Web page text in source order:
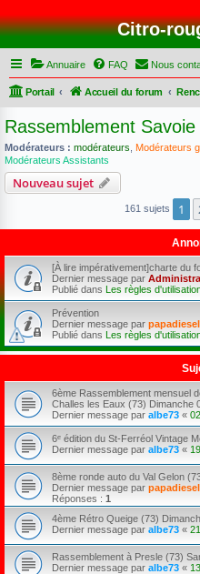
Citro-
Annuaire FAQ Nous
Portail Accueil du forum
Rassemblement
Modérateurs : modérateurs Modérateurs
Modérateurs Assistants
Nouveau sujet
161 sujets 1
[À lire impérativement]charte du
Dernier message par
Publié dans Les règles
Prévention
Dernier message par papadiesel
Publié dans Les règles
6ème Rassemblement mensuel
Challes les Eaux (73) Dimanche
Dernier message par albe73 «
6ᵉ édition du St-Ferréol Vintage
Dernier message par albe73 «
8ème ronde auto du Val Gelon
Dernier message par papadiesel
Réponses : 1
4ème Rétro Queige (73)
Dernier message par albe73 «
Rassemblement à Presle (73)
Dernier message par albe73 «